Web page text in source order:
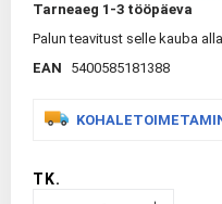
Tarneaeg 1-3 tööpäeva
Palun teavitust selle kauba
EAN
5400585181388
TK.